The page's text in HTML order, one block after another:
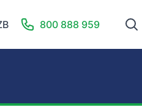
800 888 959